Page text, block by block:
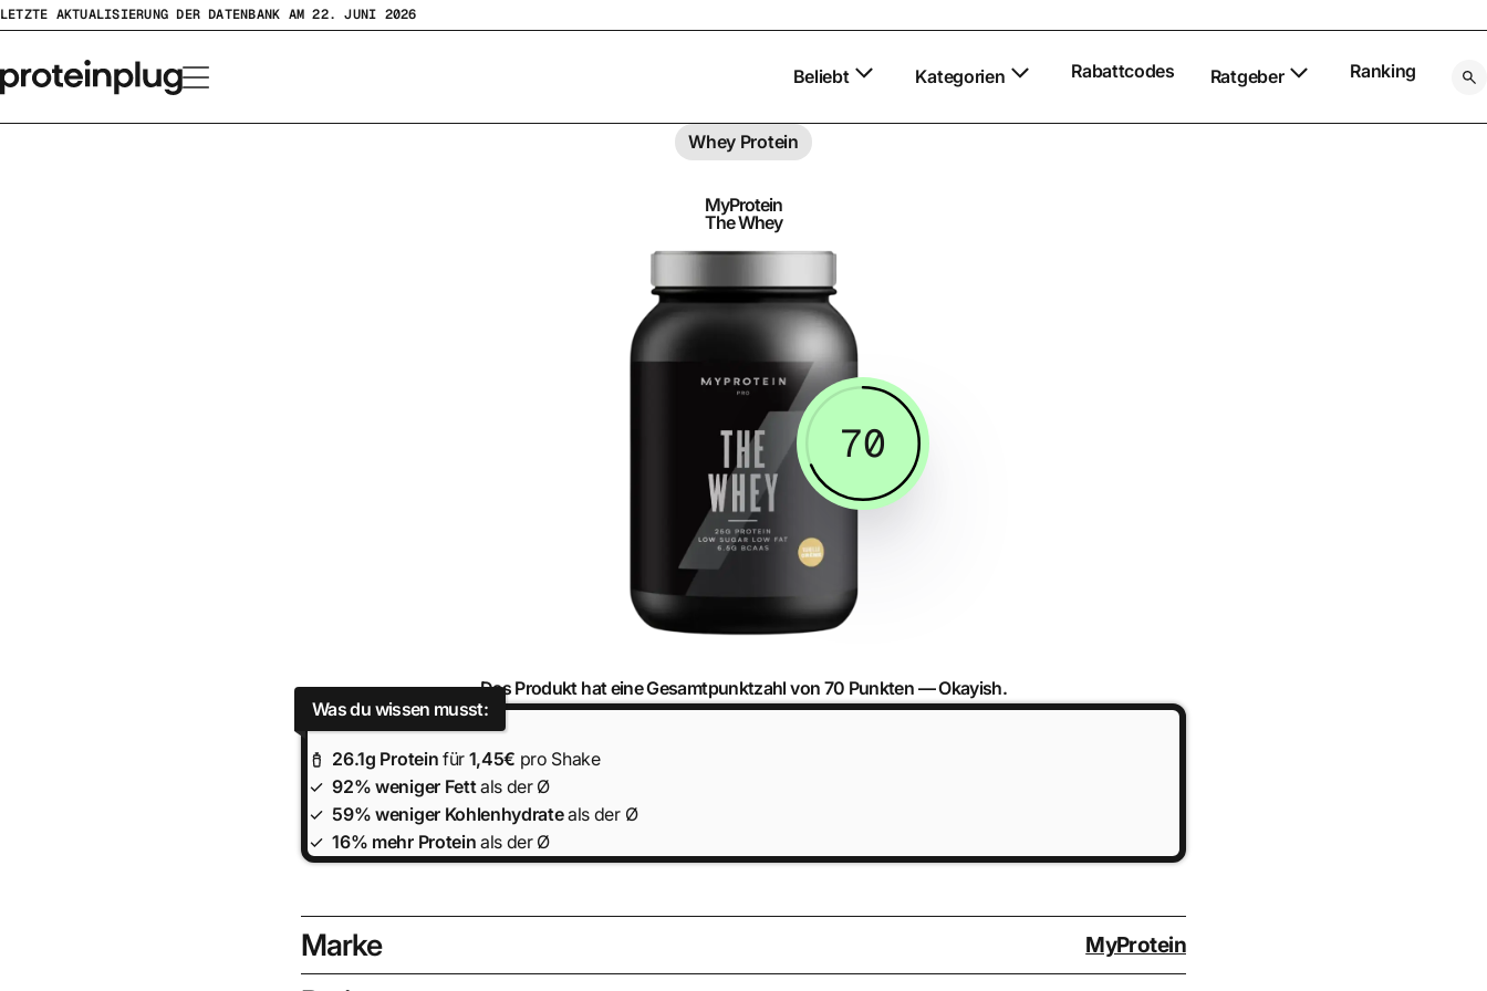
Zum
springen
LETZTE AKTUALISIERUNG DER DATENBANK AM 22. JUNI 2026
Beliebt Kategorien Rabattcodes Ratgeber Ranking
Whey Protein
MyProtein
The Whey
70
Das Produkt hat eine Gesamtpunktzahl von 70 Punkten —Okayish.
Was du wissen musst:
26.1g Protein für 1,45€ pro Shake
92% weniger Fettals der Ø
59% weniger Kohlenhydrateals der Ø
16% mehr Protein als der Ø
Marke MyProtein